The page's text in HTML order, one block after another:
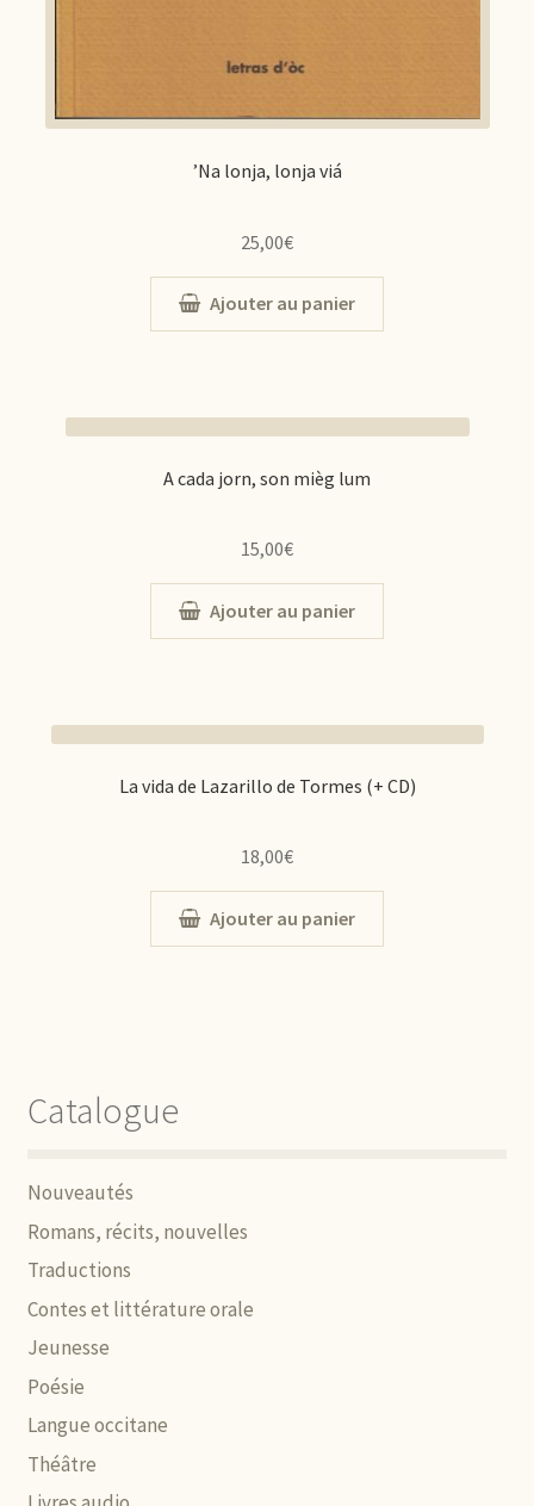
’Na lonja, lonja viá
25,00€
Ajouter au panier
A cada jorn, son mièg lum
15,00€
Ajouter au panier
La vida de Lazarillo de Tormes (+ CD)
18,00€
Ajouter au panier
Catalogue
Nouveautés
Romans, récits, nouvelles
Traductions
Contes et littérature orale
Jeunesse
Poésie
Langue occitane
Théâtre